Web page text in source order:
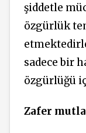
şiddetle
özgürlük
sadece bir
özgürlüğü
Zafer